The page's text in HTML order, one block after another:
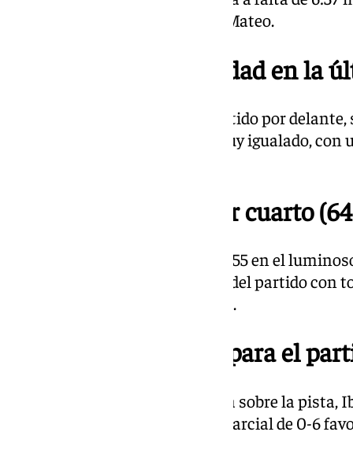
encuentro. Lo ha parado Chus Mateo.
21.37 | Máxima igualdad en la
El Unicaja, que lleva todo el partido por
El último cuarto está siendo muy igualado,
21.27 | Final del tercer cuarto
Finaliza el tercer cuarto con 64-55 en el
juego los últimos diez minutos del partido con
la Copa del Rey de Gran Canaria.
21.23 | Ibon Navarro para el
Cuando mejor estaba el Unicaja sobre la
tiempo muerto después de un parcial de 0-6